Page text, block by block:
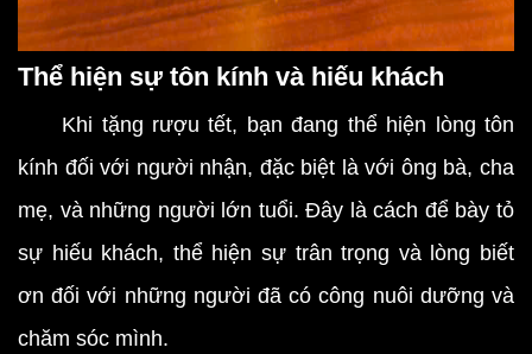
Thể hiện sự tôn kính và hiếu khách
Khi tặng rượu tết, bạn đang thể hiện lòng tôn
kính đối với người nhận, đặc biệt là với ông bà, cha
mẹ, và những người lớn tuổi. Đây là cách để bày tỏ
sự hiếu khách, thể hiện sự trân trọng và lòng biết
ơn đối với những người đã có công nuôi dưỡng và
chăm sóc mình.